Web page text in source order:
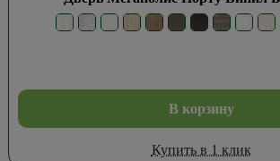
В корзину
Купить в 1 клик